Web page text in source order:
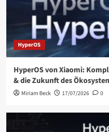
HyperOS
HyperOS von Xiaomi:
& die Zukunft des
Miriam Beck 17/07/2026 0